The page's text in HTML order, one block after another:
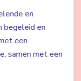
en
begeleid en
een
samen met een